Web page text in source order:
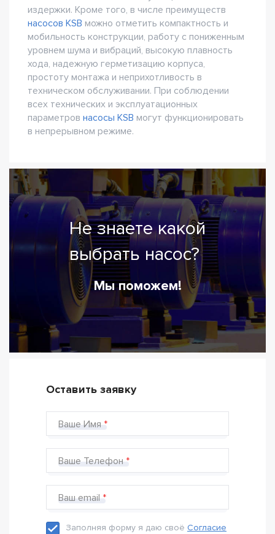
издержки. Кроме того, в числе преимуществ
насосов KSB можно отметить компактность и
мобильность конструкции, работу с пониженным
уровнем шума и вибраций, высокую плавность
хода, надежную герметизацию корпуса,
простоту монтажа и неприхотливость в
техническом обслуживании. При соблюдении
всех технических и эксплуатационных
параметров насосы KSB могут функционировать
в непрерывном режиме.
Не знаете какой
выбрать насос?
Мы поможем!
Оставить заявку
Ваше Имя
Ваше Телефон
Ваш email
Заполняя форму я даю своё Согласие